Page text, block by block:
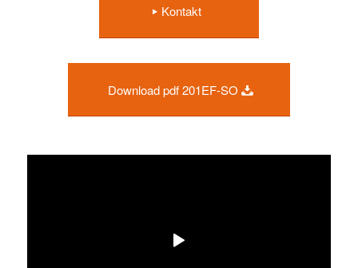
Kontakt
Download pdf 201EF-SO